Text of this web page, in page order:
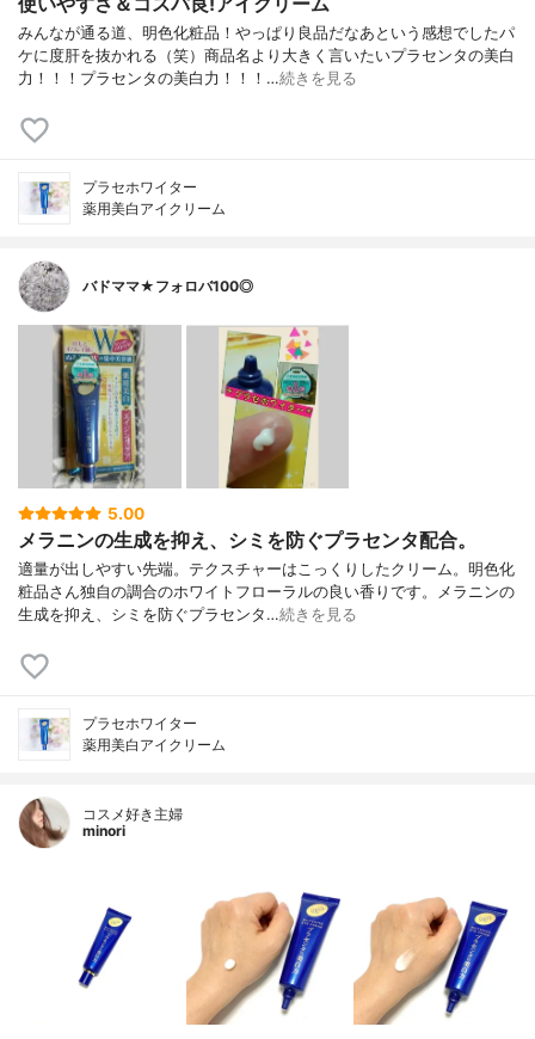
みんなが通る道、明色化粧品！やっぱり良品だなあという感想でしたパ
ケに度肝を抜かれる（笑）商品名より大きく言いたいプラセンタの美白
力！！！プラセンタの美白力！！！…続きを見る
プラセホワイター
薬用美白アイクリーム
バドママ★フォロバ100◎
5.00
メラニンの生成を抑え、シミを防ぐプラセンタ配合。
適量が出しやすい先端。テクスチャーはこっくりしたクリーム。明色化
粧品さん独自の調合のホワイトフローラルの良い香りです。メラニンの
生成を抑え、シミを防ぐプラセンタ…続きを見る
プラセホワイター
薬用美白アイクリーム
コスメ好き主婦
minori